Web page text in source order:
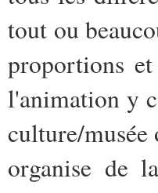
tout ou
proportions
l'animation y
culture/
organise de